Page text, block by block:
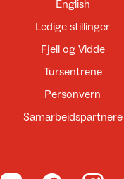
English
Ledige stillinger
Fjell og Vidde
Tursentrene
Personvern
Samarbeidspartnere